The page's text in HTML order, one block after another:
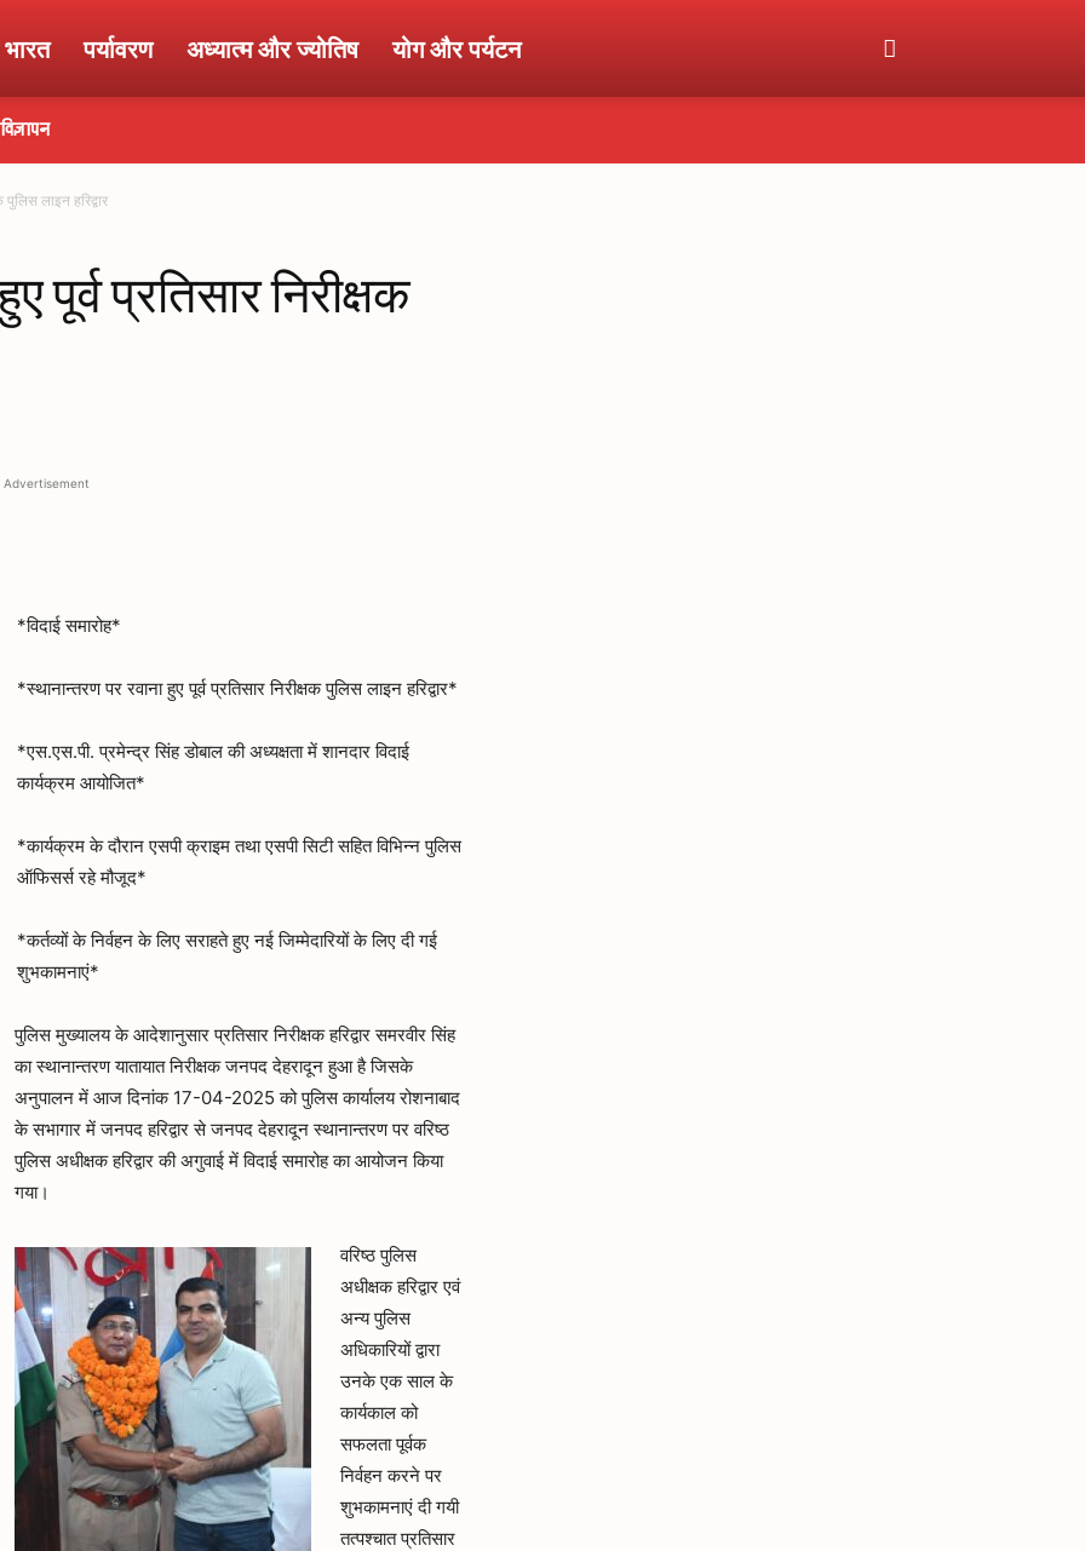
भारत पर्यावरण अध्यात्म और ज्योतिष योग और पर्यटन
विज्ञापन
पुलिस लाइन हरिद्वार
पूर्व प्रतिसार निरीक्षक
Advertisement
*विदाई समारोह*
*स्थानान्तरण पर रवाना हुए पूर्व प्रतिसार निरीक्षक पुलिस लाइन हरिद्वार*
*एस.एस.पी. प्रमेन्द्र सिंह डोबाल की अध्यक्षता में शानदार विदाई
कार्यक्रम आयोजित*
*कार्यक्रम के दौरान एसपी क्राइम तथा एसपी सिटी सहित विभिन्न पुलिस
ऑफिसर्स रहे मौजूद*
*कर्तव्यों के निर्वहन के लिए सराहते हुए नई जिम्मेदारियों के लिए दी गई
शुभकामनाएं*
पुलिस मुख्यालय के आदेशानुसार प्रतिसार निरीक्षक हरिद्वार समरवीर सिंह
का स्थानान्तरण यातायात निरीक्षक जनपद देहरादून हुआ है जिसके
अनुपालन में आज दिनांक 17-04-2025 को पुलिस कार्यालय रोशनाबाद
के सभागार में जनपद हरिद्वार से जनपद देहरादून स्थानान्तरण पर वरिष्ठ
पुलिस अधीक्षक हरिद्वार की अगुवाई में विदाई समारोह का आयोजन किया
गया।
वरिष्ठ पुलिस
अधीक्षक हरिद्वार एवं
अन्य पुलिस
अधिकारियों द्वारा
उनके एक साल के
कार्यकाल को
सफलता पूर्वक
निर्वहन करने पर
शुभकामनाएं दी गयी
तत्पश्चात प्रतिसार